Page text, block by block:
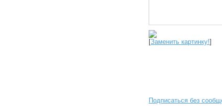
[Заменить картинку!]
Подписаться без